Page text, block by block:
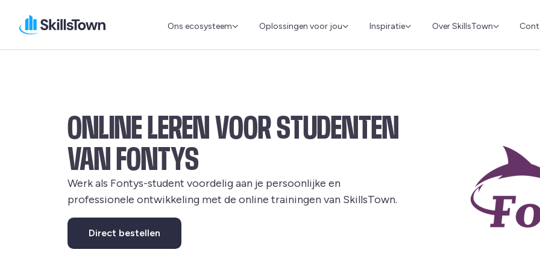
Ons ecosysteem Oplossingen voor jou Inspiratie Over SkillsTown
ONLINE LEREN VOOR STUDENTEN
VAN FONTYS
Werk als Fontys-student voordelig aan je persoonlijke en
professionele ontwikkeling met de online trainingen van SkillsTown.
Direct bestellen
Deze link leidt naar een externe website en opent in een nieuw venster.